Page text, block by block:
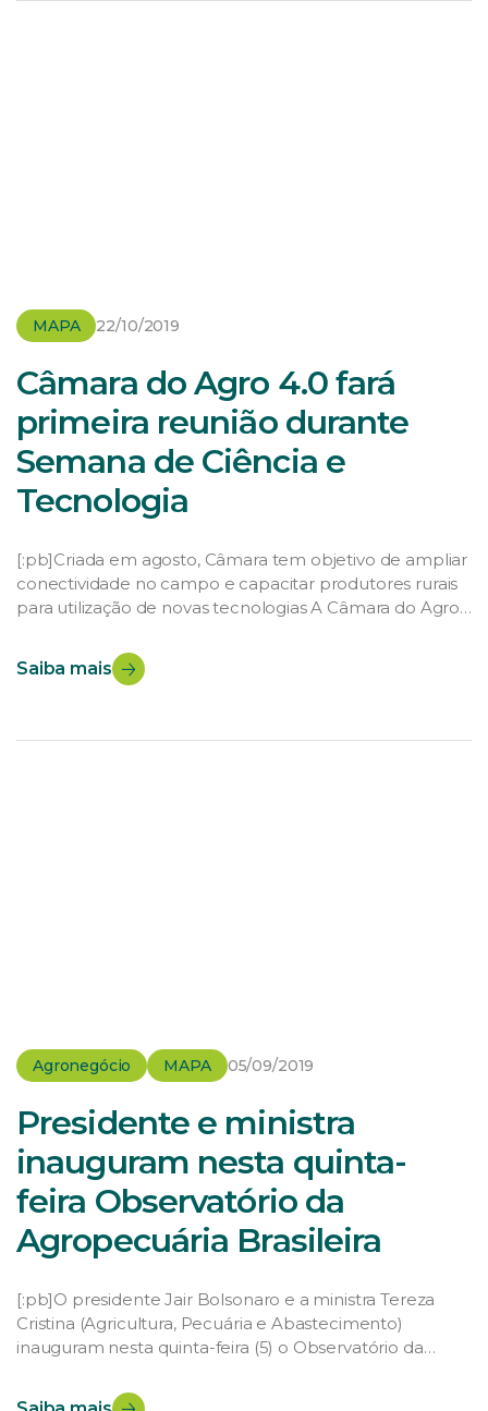
MAPA 22/10/2019
Câmara do Agro 4.0 fará
primeira reunião durante
Semana de Ciência e
Tecnologia
[:pb]Criada em agosto, Câmara tem objetivo de ampliar
conectividade no campo e capacitar produtores rurais
para utilização de novas tecnologias A Câmara do Agro
durante a programação da 16ª Semana Nacional de
Ciência e Tecnologia. A Câmara foi criada em agosto
Saiba mais
Agronegócio MAPA 05/09/2019
Presidente e ministra
inauguram nesta quinta-
feira Observatório da
Agropecuária Brasileira
[:pb]O presidente Jair Bolsonaro e a ministra Tereza
Cristina (Agricultura, Pecuária e Abastecimento)
inauguram nesta quinta-feira (5) o Observatório da
amplo acesso a informações estratégicas para tomada